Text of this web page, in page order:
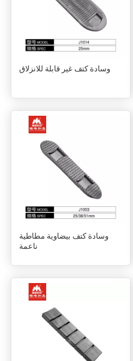
وسادة كتف غير قابلة للانزلاق
وسادة كتف بيضاوية مطاطية
ناعمة